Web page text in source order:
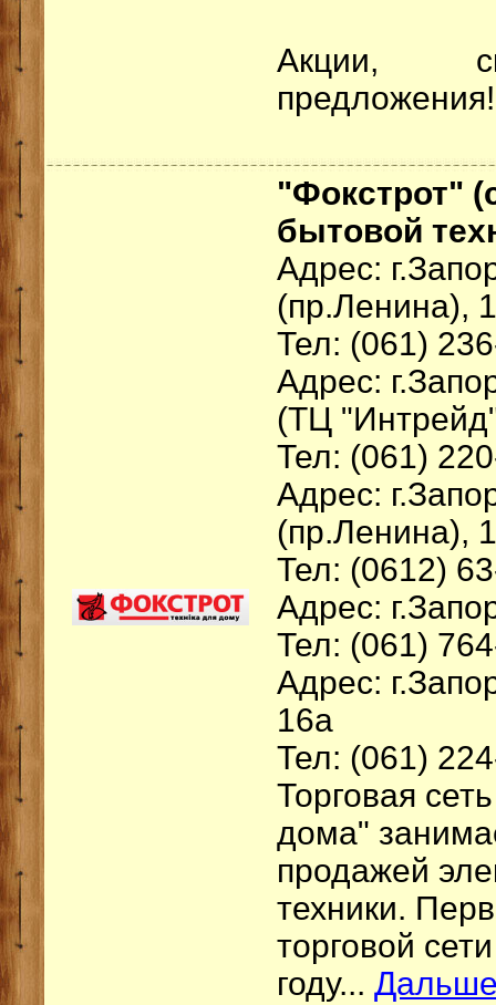
Акции,
"Фокстрот"
бытовой
Адрес:
(пр.Ленина),
Тел: (061)
Адрес:
(ТЦ
Тел: (061)
Адрес:
(пр.Ленина),
Тел: (0612)
Адрес:
Тел: (061)
Адрес:
16а
Тел: (061)
Торговая
дома"
продажей
техники.
торговой
году...